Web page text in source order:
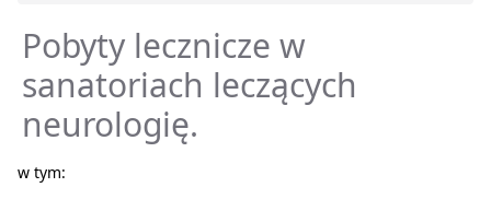
Pobyty lecznicze w
sanatoriach leczących
neurologię.
w tym: